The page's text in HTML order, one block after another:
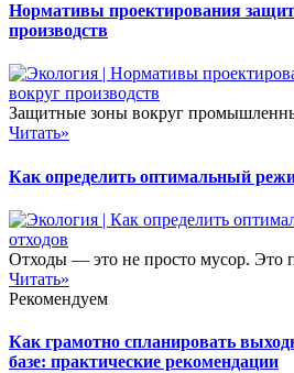
Нормативы проектирования
производств
Защитные зоны вокруг
Читать»
Как определить оптимальный
Отходы — это не просто мусор. Это
Читать»
Рекомендуем
Как грамотно спланировать
базе: практические рекомендации